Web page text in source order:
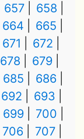
657
658
664
665
671
672
678
679
685
686
692
693
699
700
706
707